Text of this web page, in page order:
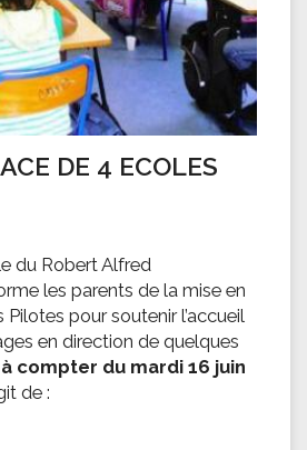
DE 4 ECOLES
du Robert Alfred
les parents de la mise en
pour soutenir l’accueil
en direction de quelques
à compter du mardi 16 juin
de :